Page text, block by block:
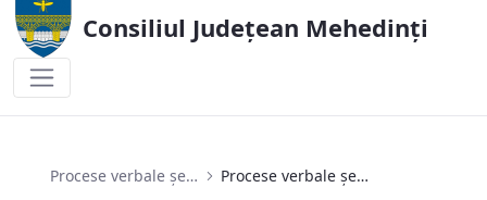
Consiliul Județean Mehedinți
Procese verbale ședințe Procese verbale ședințe 2023